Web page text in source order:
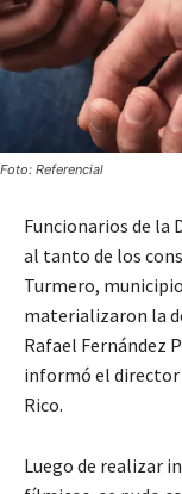
Foto: Referencial
Funcionarios de la
al tanto de los
Turmero,
materializaron la
Rafael Fernández
informó el director
Rico.
Luego de realizar